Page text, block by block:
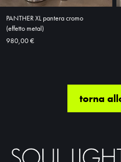
PANTHER XL pantera cromo
(effetto metal)
980,00 €
torna